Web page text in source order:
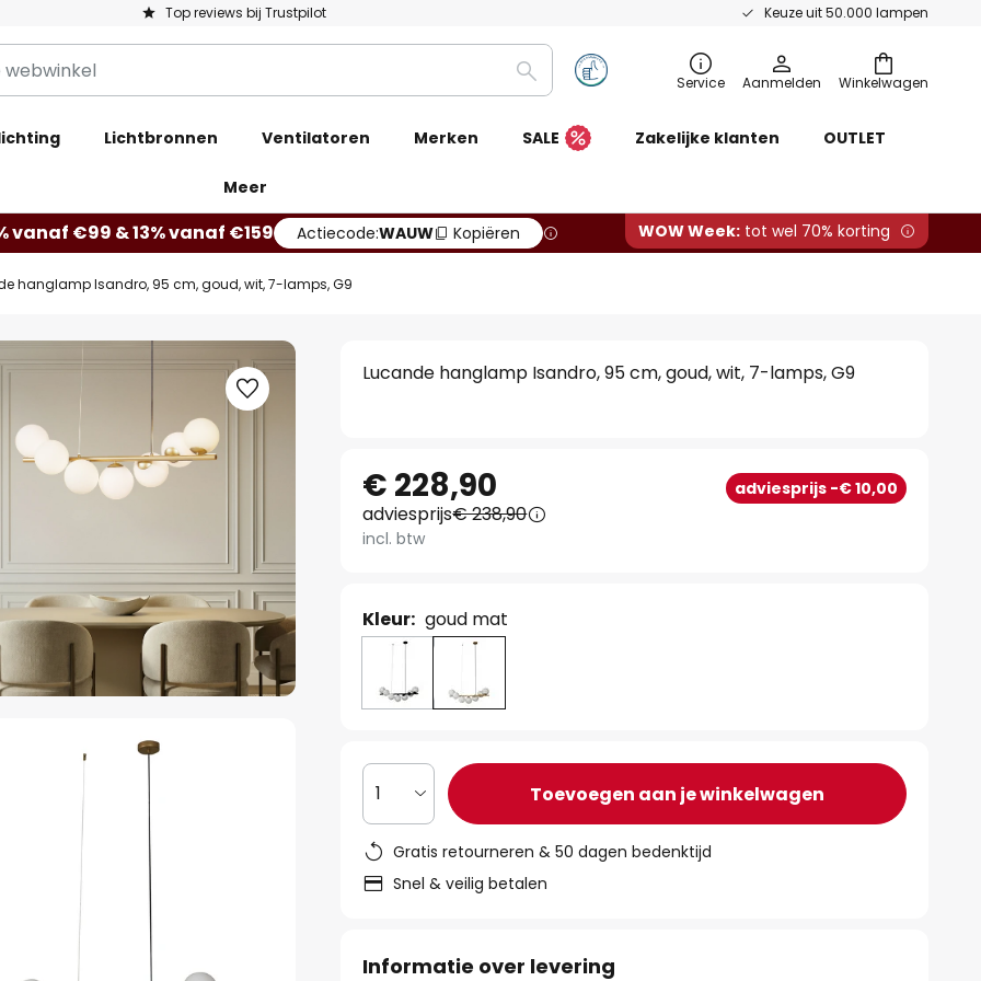
Top reviews bij Trustpilot Keuze uit 50.000 lampen
Winkelwagen
Zoeken Service Aanmelden
Lichtbronnen Ventilatoren Merken SALE Zakelijke klanten OUTLET
Meer
vanaf €99 & 13% vanaf €159 Actiecode:WAUW Kopiëren WOW Week: tot wel 70% korting
hanglamp Isandro, 95 cm, goud, wit, 7-lamps, G9
Lucande hanglamp Isandro, 95 cm, goud, wit, 7-lamps, G9
€ 228,90 adviesprijs -€ 10,00
adviesprijs€ 238,90
incl. btw
Kleur: goud mat
1 Toevoegen aan je winkelwagen
Gratis retourneren & 50 dagen bedenktijd
Snel & veilig betalen
Informatie over levering